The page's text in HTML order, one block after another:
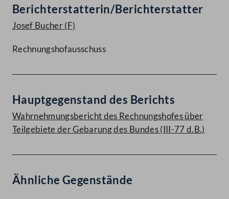
Berichterstatterin/Berichterstatter
Josef Bucher(F)
Rechnungshofausschuss
Hauptgegenstand des Berichts
Wahrnehmungsbericht des Rechnungshofes über
Teilgebiete der Gebarung des Bundes (III-77 d.B.)
Ähnliche Gegenstände